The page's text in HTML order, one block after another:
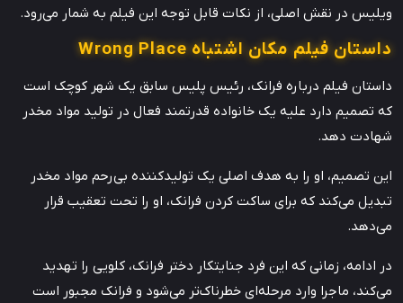
ویلیس در نقش اصلی، از نکات قابل توجه این فیلم به شمار می‌رود.
داستان فیلم مکان اشتباه Wrong Place
داستان فیلم درباره فرانک، رئیس پلیس سابق یک شهر کوچک است
که تصمیم دارد علیه یک خانواده قدرتمند فعال در تولید مواد مخدر
شهادت دهد.
این تصمیم، او را به هدف اصلی یک تولیدکننده بی‌رحم مواد مخدر
تبدیل می‌کند که برای ساکت کردن فرانک، او را تحت تعقیب قرار
می‌دهد.
در ادامه، زمانی که این فرد جنایتکار دختر فرانک، کلویی را تهدید
می‌کند، ماجرا وارد مرحله‌ای خطرناک‌تر می‌شود و فرانک مجبور است